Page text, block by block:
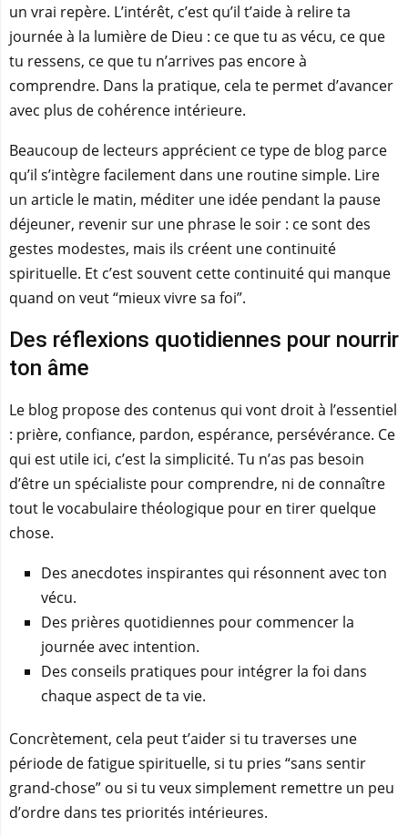
un vrai repère. L’intérêt, c’est qu’il t’aide à relire ta
journée à la lumière de Dieu : ce que tu as vécu, ce que
tu ressens, ce que tu n’arrives pas encore à
comprendre. Dans la pratique, cela te permet d’avancer
avec plus de cohérence intérieure.
Beaucoup de lecteurs apprécient ce type de blog parce
qu’il s’intègre facilement dans une routine simple. Lire
un article le matin, méditer une idée pendant la pause
déjeuner, revenir sur une phrase le soir : ce sont des
gestes modestes, mais ils créent une continuité
spirituelle. Et c’est souvent cette continuité qui manque
quand on veut “mieux vivre sa foi”.
Des réflexions quotidiennes pour nourrir
ton âme
Le blog propose des contenus qui vont droit à l’essentiel
: prière, confiance, pardon, espérance, persévérance. Ce
qui est utile ici, c’est la simplicité. Tu n’as pas besoin
d’être un spécialiste pour comprendre, ni de connaître
tout le vocabulaire théologique pour en tirer quelque
chose.
Des anecdotes inspirantes qui résonnent avec ton
vécu.
Des prières quotidiennes pour commencer la
journée avec intention.
Des conseils pratiques pour intégrer la foi dans
chaque aspect de ta vie.
Concrètement, cela peut t’aider si tu traverses une
période de fatigue spirituelle, si tu pries “sans sentir
grand-chose” ou si tu veux simplement remettre un peu
d’ordre dans tes priorités intérieures.